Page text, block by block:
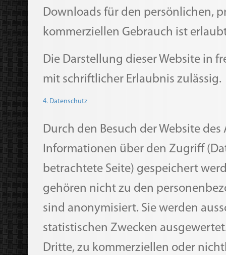
Downloads für den persönlichen,
kommerziellen Gebrauch ist
Die Darstellung dieser Website in
mit schriftlicher Erlaubnis zulässig.
4. Datenschutz
Durch den Besuch der Website
Informationen über den Zugriff
betrachtete Seite) gespeichert
gehören nicht zu den
sind anonymisiert. Sie werden
statistischen Zwecken
Dritte, zu kommerziellen oder